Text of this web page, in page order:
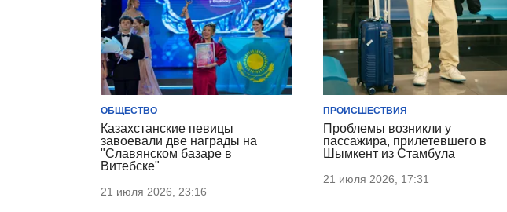
ОБЩЕСТВО
Казахстанские певицы
завоевали две награды на
"Славянском базаре в
Витебске"
21 июля 2026, 23:16
ПРОИСШЕСТВИЯ
Проблемы возникли у
пассажира, прилетевшего в
Шымкент из Стамбула
21 июля 2026, 17:31